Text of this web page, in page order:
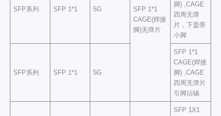
SFP 1*1
CAGE(焊接
脚)无弹片
SFP系列 SFP 1*1 5G
脚) ,CAGE
四周无弹
片，下盖带
小脚
SFP系列 SFP 1*1 5G
SFP 1*1
CAGE(焊接
脚) ,CAGE
四周无弹片
引脚沾锡
SFP 1X1